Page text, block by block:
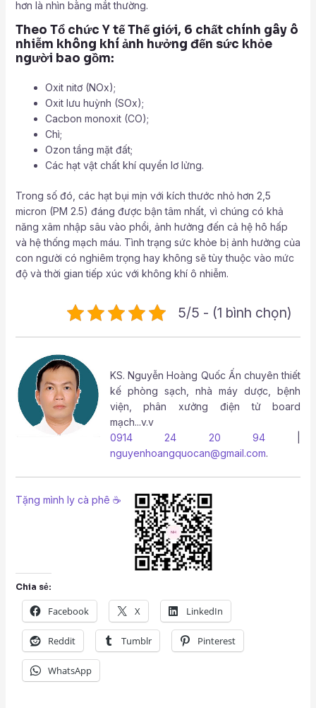
hơn là nhìn bằng mắt thường.
Theo Tổ chức Y tế Thế giới, 6 chất chính gây ô
nhiễm không khí ảnh hưởng đến sức khỏe
người bao gồm:
Oxit nitơ (NOx);
Oxit lưu huỳnh (SOx);
Cacbon monoxit (CO);
Chì;
Ozon tầng mặt đất;
Các hạt vật chất khí quyển lơ lửng.
Trong số đó, các hạt bụi mịn với kích thước nhỏ hơn 2,5
micron (PM 2.5) đáng được bận tâm nhất, vì chúng có khả
năng xâm nhập sâu vào phổi, ảnh hưởng đến cả hệ hô hấp
và hệ thống mạch máu. Tình trạng sức khỏe bị ảnh hưởng của
con người có nghiêm trọng hay không sẽ tùy thuộc vào mức
độ và thời gian tiếp xúc với không khí ô nhiễm.
5/5 - (1 bình chọn)
KS. Nguyễn Hoàng Quốc Ấnchuyên thiết
kế phòng sạch, nhà máy dược, bệnh
viện, phân xưởng điện tử board
mạch...v.v
0914 24 20 94|
nguyenhoangquocan@gmail.com.
Tặng mình ly cà phê ☕
Chia sẻ:
Facebook X LinkedIn
Reddit Tumblr Pinterest
WhatsApp